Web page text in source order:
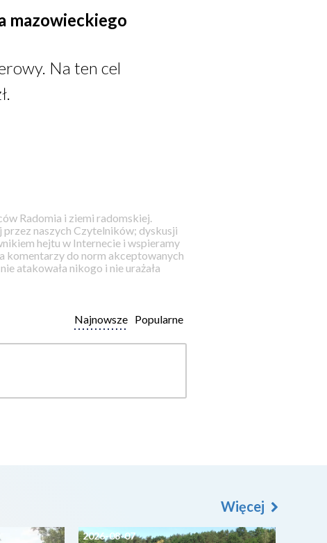
mazowieckiego
Na ten cel
Radomia i ziemi radomskiej.
naszych Czytelników; dyskusji
hejtu w Internecie i wspieramy
komentarzy do norm akceptowanych
atakowała nikogo i nie urażała
Popularne
Najnowsze
2026-08-07
Więcej